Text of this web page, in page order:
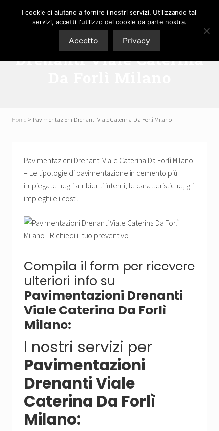
Pavimenti
Pavimentazioni
Drenanti Viale Caterina
Home > Pavimentazioni Drenanti Viale Caterina Da Forlì Milano
Pavimentazioni Drenanti Viale Caterina Da Forlì Milano
– Le tipologie di pavimentazione in cemento più
impiegate negli ambienti interni, le caratteristiche, gli
impieghi e i costi.
Compila il form per ricevere
ulteriori info su
Pavimentazioni Drenanti
Viale Caterina Da Forlì
Milano:
I nostri servizi per
Pavimentazioni
Drenanti Viale
Caterina Da Forlì
Milano:
I cookie ci aiutano a fornire i nostri servizi. Utilizzando tali
servizi, accetti l'utilizzo dei cookie da parte nostra.
Accetto Privacy